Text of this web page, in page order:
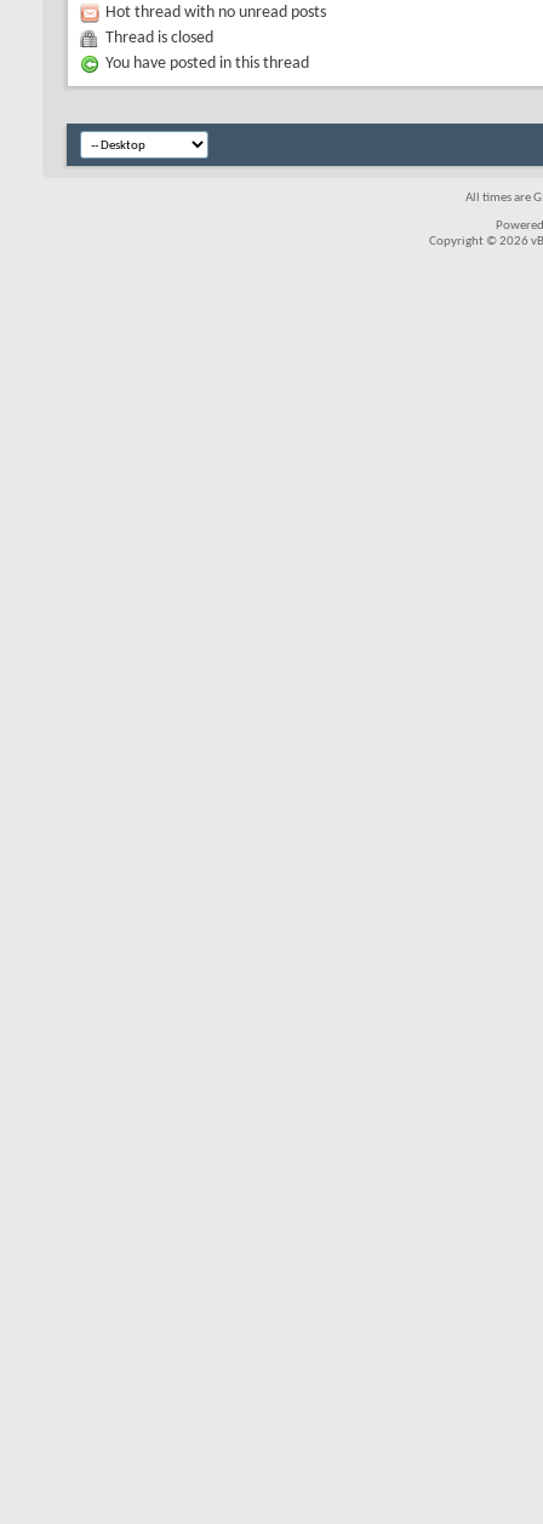
Hot thread with no unread posts
Thread is closed
You have posted in this thread
All times are
Copyright © 2026